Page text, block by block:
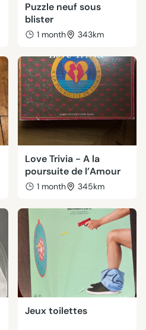
Puzzle neuf sous
blister
1 month 343km
Love Trivia - A la
poursuite de l’Amour
1 month 345km
Jeux toilettes